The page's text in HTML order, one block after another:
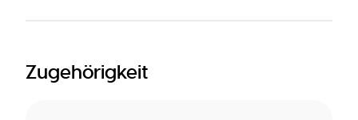
Zugehörigkeit